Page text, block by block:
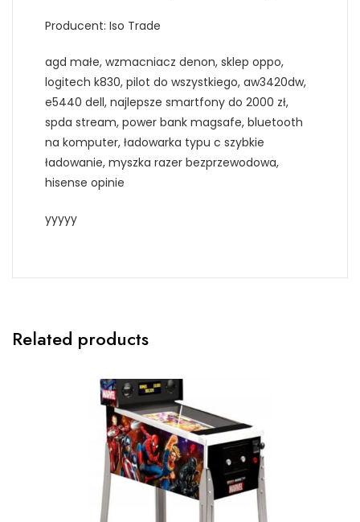
Producent: Iso Trade
agd małe, wzmacniacz denon, sklep oppo,
logitech k830, pilot do wszystkiego, aw3420dw,
e5440 dell, najlepsze smartfony do 2000 zł,
spda stream, power bank magsafe, bluetooth
na komputer, ładowarka typu c szybkie
ładowanie, myszka razer bezprzewodowa,
hisense opinie
yyyyy
Related products